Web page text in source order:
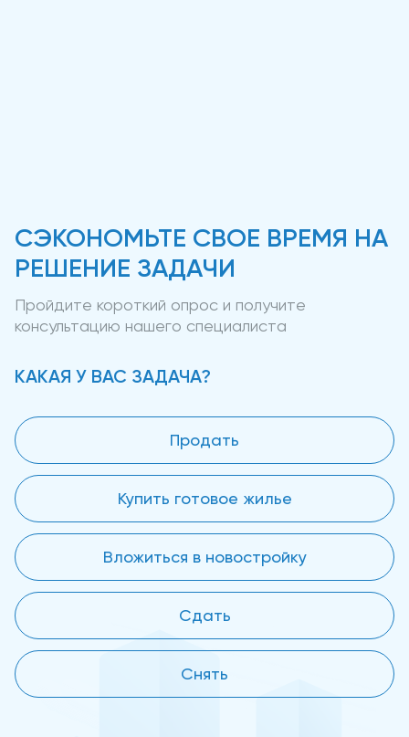
СЭКОНОМЬТЕ СВОЕ ВРЕМЯ НА
РЕШЕНИЕ ЗАДАЧИ
Пройдите короткий опрос и получите
консультацию нашего специалиста
КАКАЯ У ВАС ЗАДАЧА?
Продать
Купить готовое жилье
Вложиться в новостройку
Сдать
Снять